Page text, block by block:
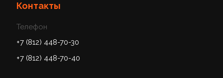
Контакты
Телефон
+7 (812) 448-70-30
+7 (812) 448-70-40